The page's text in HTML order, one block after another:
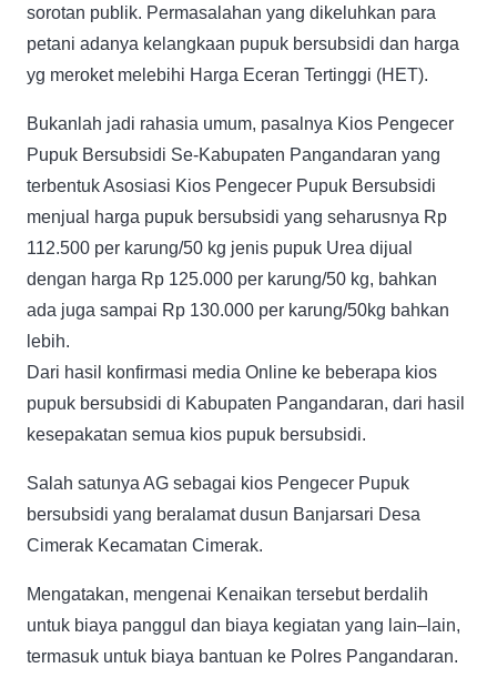
sorotan publik. Permasalahan yang dikeluhkan para
petani adanya kelangkaan pupuk bersubsidi dan harga
yg meroket melebihi Harga Eceran Tertinggi (HET).
Bukanlah jadi rahasia umum, pasalnya Kios Pengecer
Pupuk Bersubsidi Se-Kabupaten Pangandaran yang
terbentuk Asosiasi Kios Pengecer Pupuk Bersubsidi
menjual harga pupuk bersubsidi yang seharusnya Rp
112.500 per karung/50 kg jenis pupuk Urea dijual
dengan harga Rp 125.000 per karung/50 kg, bahkan
ada juga sampai Rp 130.000 per karung/50kg bahkan
lebih.
Dari hasil konfirmasi media Online ke beberapa kios
pupuk bersubsidi di Kabupaten Pangandaran, dari hasil
kesepakatan semua kios pupuk bersubsidi.
Salah satunya AG sebagai kios Pengecer Pupuk
bersubsidi yang beralamat dusun Banjarsari Desa
Cimerak Kecamatan Cimerak.
Mengatakan, mengenai Kenaikan tersebut berdalih
untuk biaya panggul dan biaya kegiatan yang lain–lain,
termasuk untuk biaya bantuan ke Polres Pangandaran.